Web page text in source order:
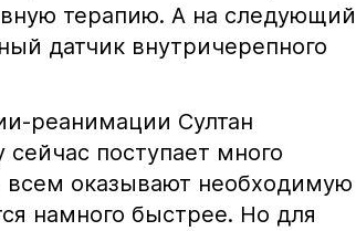
терапию. А на следующий
датчик внутричерепного
реанимации Султан
поступает много
оказывают необходимую
намного быстрее. Но для